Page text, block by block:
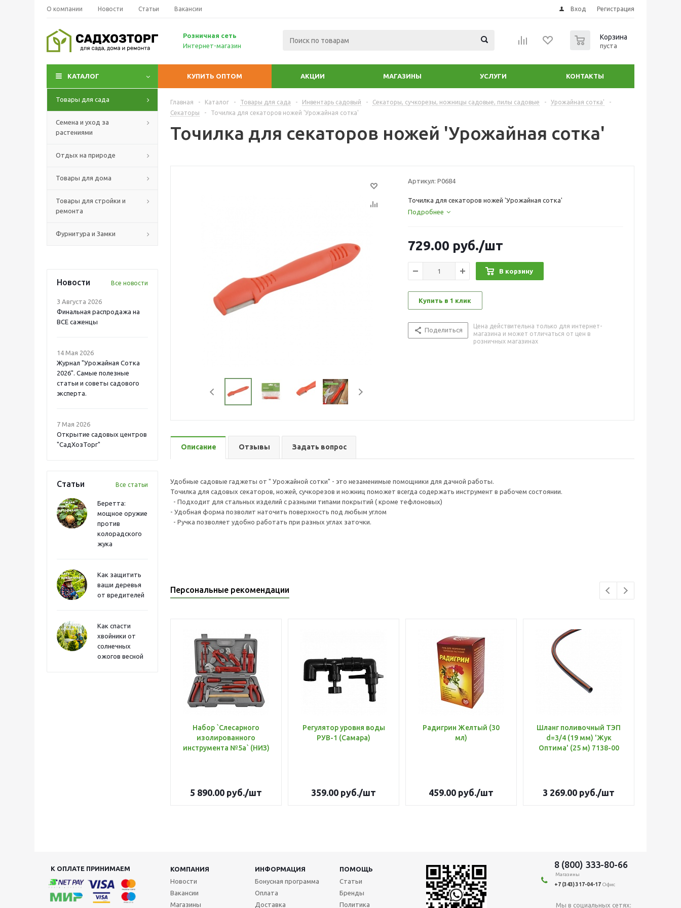
О компании Новости Статьи Вакансии Вход Регистрация
Розничная сеть
Интернет-магазин
Корзина
пуста
КАТАЛОГ КУПИТЬ ОПТОМ АКЦИИ МАГАЗИНЫ УСЛУГИ КОНТАКТЫ
Товары для сада
Семена и уход за
растениями
Отдых на природе
Товары для дома
Товары для стройки и
ремонта
Фурнитура и Замки
Новости Все новости
3 Августа 2026
Финальная распродажа на
ВСЕ саженцы
14 Мая 2026
Журнал "Урожайная Сотка
2026". Самые полезные
статьи и советы садового
эксперта.
7 Мая 2026
Открытие садовых центров
"СадХозТорг"
Статьи Все статьи
Беретта:
мощное оружие
против
колорадского
жука
Как защитить
ваши деревья
от вредителей
Как спасти
хвойники от
солнечных
ожогов весной
Главная - Каталог - Товары для сада - Инвентарь садовый - Секаторы, сучкорезы, ножницы садовые, пилы садовые - Урожайная сотка'
-
Секаторы
- Точилка для секаторов ножей 'Урожайная сотка'
Точилка для секаторов ножей 'Урожайная сотка'
Артикул: Р0684
Точилка для секаторов ножей 'Урожайная сотка'
Подробнее
729.00 руб./шт
В корзину
Купить в 1 клик
Поделиться
Цена действительна только для интернет-
магазина и может отличаться от цен в
розничных магазинах
Описание Отзывы Задать вопрос
Удобные садовые гаджеты от " Урожайной сотки" - это незаменимые помощники для дачной работы.
Точилка для садовых секаторов, ножей, сучкорезов и ножниц поможет всегда содержать инструмент в рабочем состоянии.
- Подходит для стальных изделий с разными типами покрытий ( кроме тефлоновых)
- Удобная форма позволит наточить поверхность под любым углом
- Ручка позволяет удобно работать при разных углах заточки.
Персональные рекомендации
Набор `Слесарного
изолированного
инструмента №5а` (НИЗ)
5 890.00 руб./шт
Регулятор уровня воды
РУВ-1 (Самара)
359.00 руб./шт
Радигрин Желтый (30
мл)
459.00 руб./шт
Шланг поливочный ТЭП
d=3/4 (19 мм) 'Жук
Оптима' (25 м) 7138-00
3 269.00 руб./шт
К ОПЛАТЕ ПРИНИМАЕМ КОМПАНИЯ ИНФОРМАЦИЯ
ПОМОЩЬ
Новости
Вакансии
Магазины
Бонусная программа
Оплата
Доставка
Статьи
Бренды
Политика
8 (800) 333-80-66
Магазины
+7 (343) 317-04-17 Офис
Мы в социальных сетях: